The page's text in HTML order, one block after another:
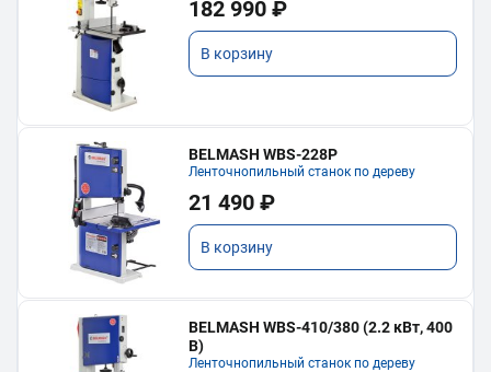
182 990 ₽
В корзину
BELMASH WBS-228P
Ленточнопильный станок по дереву
21 490 ₽
В корзину
BELMASH WBS-410/380 (2.2 кВт, 400
В)
Ленточнопильный станок по дереву